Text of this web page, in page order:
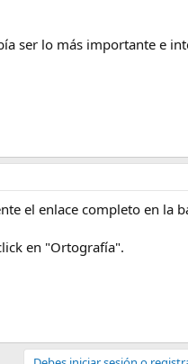
ser lo más importante e
el enlace completo en la
en "Ortografía".